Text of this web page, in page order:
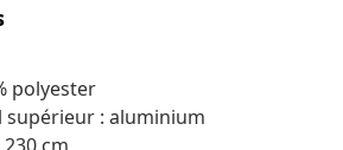
polyester
: aluminium